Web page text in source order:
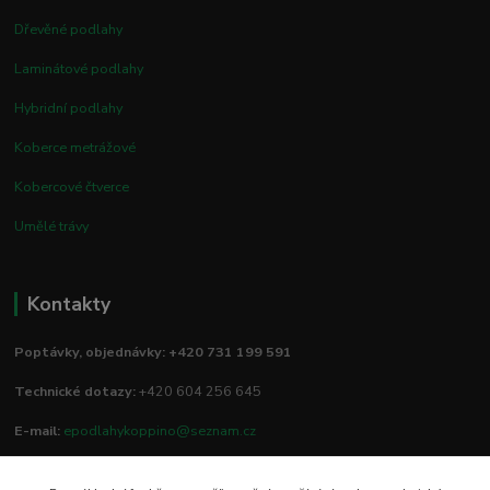
Dřevěné podlahy
Laminátové podlahy
Hybridní podlahy
Koberce metrážové
Kobercové čtverce
Umělé trávy
Kontakty
Poptávky, objednávky: +420 731 199 591
Technické dotazy:+420 604 256 645
E-mail: epodlahykoppino@seznam.cz